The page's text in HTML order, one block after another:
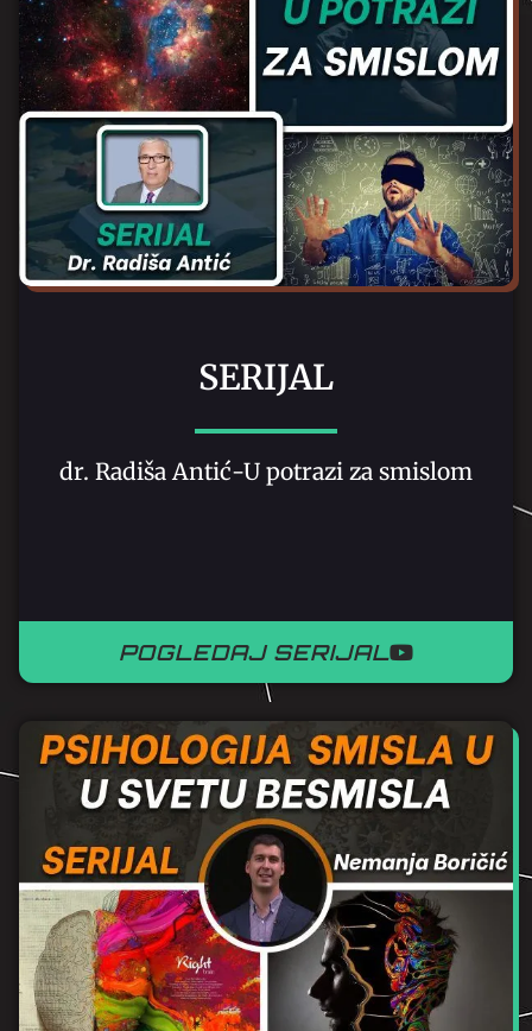
SERIJAL
dr. Radiša Antić-U potrazi za smislom
POGLEDAJ SERIJAL